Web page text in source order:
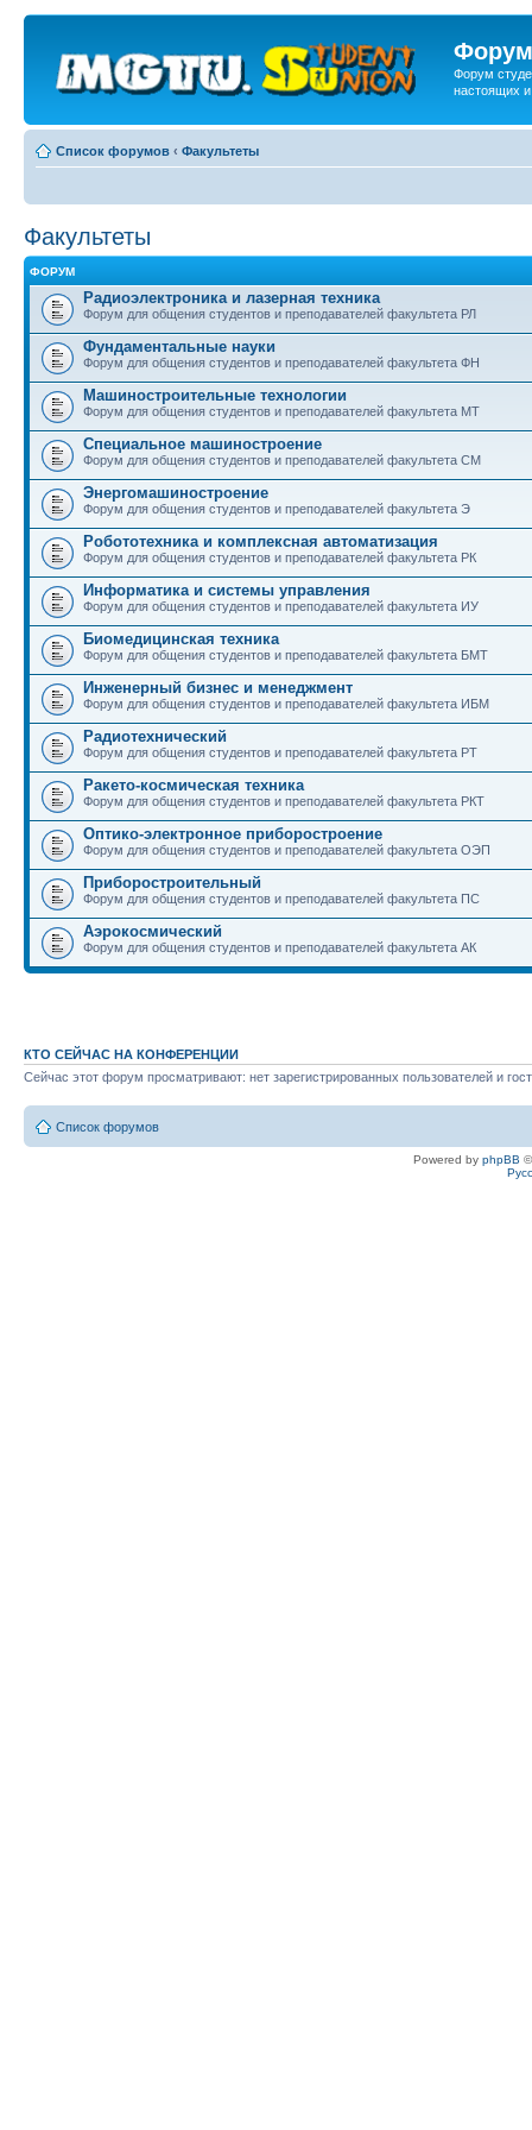
Форум
настоящих
Список форумов ‹ Факультеты
Факультеты
ФОРУМ
Радиоэлектроника и лазерная техника
Форум для общения студентов и преподавателей факультета РЛ
Фундаментальные науки
Форум для общения студентов и преподавателей факультета ФН
Машиностроительные технологии
Форум для общения студентов и преподавателей факультета МТ
Специальное машиностроение
Форум для общения студентов и преподавателей факультета СМ
Энергомашиностроение
Форум для общения студентов и преподавателей факультета Э
Робототехника и комплексная автоматизация
Форум для общения студентов и преподавателей факультета РК
Информатика и системы управления
Форум для общения студентов и преподавателей факультета ИУ
Биомедицинская техника
Форум для общения студентов и преподавателей факультета БМТ
Инженерный бизнес и менеджмент
Форум для общения студентов и преподавателей факультета ИБМ
Радиотехнический
Форум для общения студентов и преподавателей факультета РТ
Ракето-космическая техника
Форум для общения студентов и преподавателей факультета РКТ
Оптико-электронное приборостроение
Форум для общения студентов и преподавателей факультета ОЭП
Приборостроительный
Форум для общения студентов и преподавателей факультета ПС
Аэрокосмический
Форум для общения студентов и преподавателей факультета АК
КТО СЕЙЧАС НА КОНФЕРЕНЦИИ
Сейчас этот форум просматривают: нет зарегистрированных пользователей и
Список форумов
Powered by phpBB